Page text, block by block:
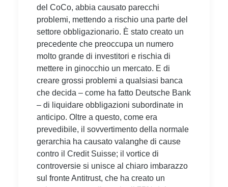
del CoCo, abbia causato parecchi
problemi, mettendo a rischio una parte del
settore obbligazionario. È stato creato un
precedente che preoccupa un numero
molto grande di investitori e rischia di
mettere in ginocchio un mercato. E di
creare grossi problemi a qualsiasi banca
che decida – come ha fatto Deutsche Bank
– di liquidare obbligazioni subordinate in
anticipo. Oltre a questo, come era
prevedibile, il sovvertimento della normale
gerarchia ha causato valanghe di cause
contro il Credit Suisse; il vortice di
controversie si unisce al chiaro imbarazzo
sul fronte Antitrust, che ha creato un